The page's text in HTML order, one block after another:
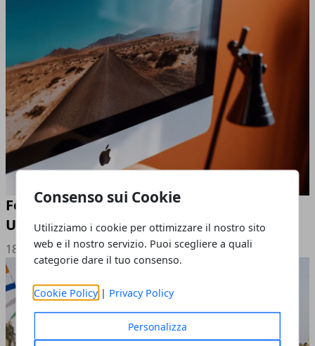
Consenso sui Cookie
Utilizziamo i cookie per ottimizzare il nostro sito
web e il nostro servizio. Puoi scegliere a quali
categorie dare il tuo consenso.
Cookie Policy | Privacy Policy
Personalizza
Fotografa Desktop: i Metodi che Nessuno
Usa
18/08/2026